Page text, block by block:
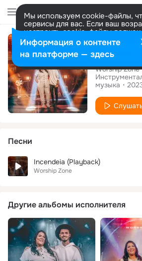
Мы используем cookie-файлы,
сервисы для вас. Если ваш
настроить cookie-файлы
представитель. Больше
Разрешить все Настроить
Worship Zone
музыка
Песни
Incendeia (Playback)
Worship Zone
Другие альбомы исполнителя
Информация о контенте
на платформе — здесь